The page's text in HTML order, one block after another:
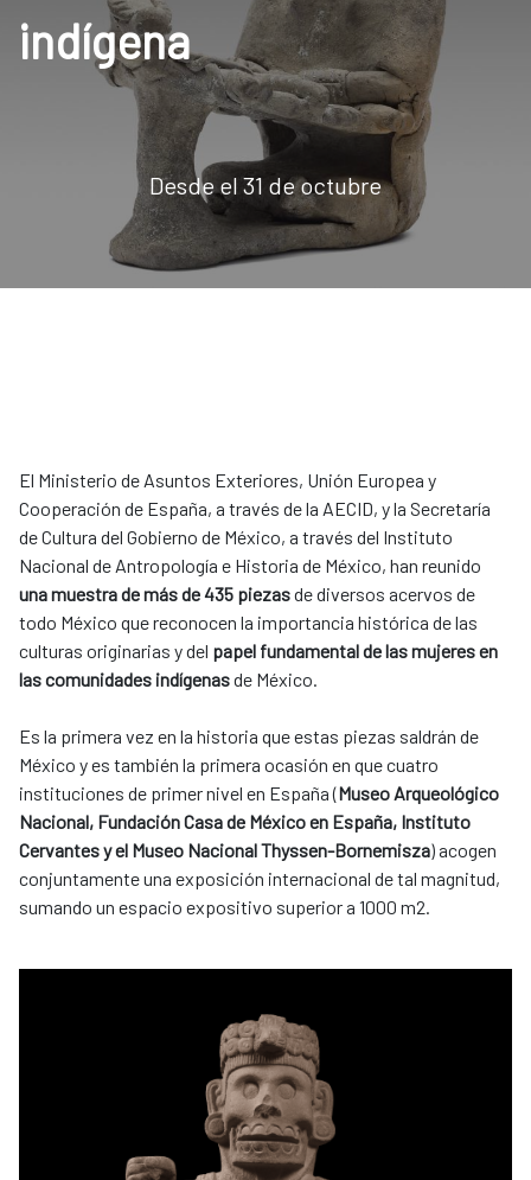
indígena
Desde el 31 de octubre
El Ministerio de Asuntos Exteriores, Unión Europea y
Cooperación de España, a través de la AECID, y la Secretaría
de Cultura del Gobierno de México, a través del Instituto
Nacional de Antropología e Historia de México, han reunido
una muestra de más de 435 piezasde diversos acervos de
todo México que reconocen la importancia histórica de las
culturas originarias y del papel fundamental de las mujeres en
las comunidades indígenasde México.
Es la primera vez en la historia que estas piezas saldrán de
México y es también la primera ocasión en que cuatro
instituciones de primer nivel en España (Museo Arqueológico
Nacional, Fundación Casa de México en España, Instituto
Cervantes y el Museo Nacional Thyssen-Bornemisza) acogen
conjuntamente una exposición internacional de tal magnitud,
sumando un espacio expositivo superior a 1000 m2.